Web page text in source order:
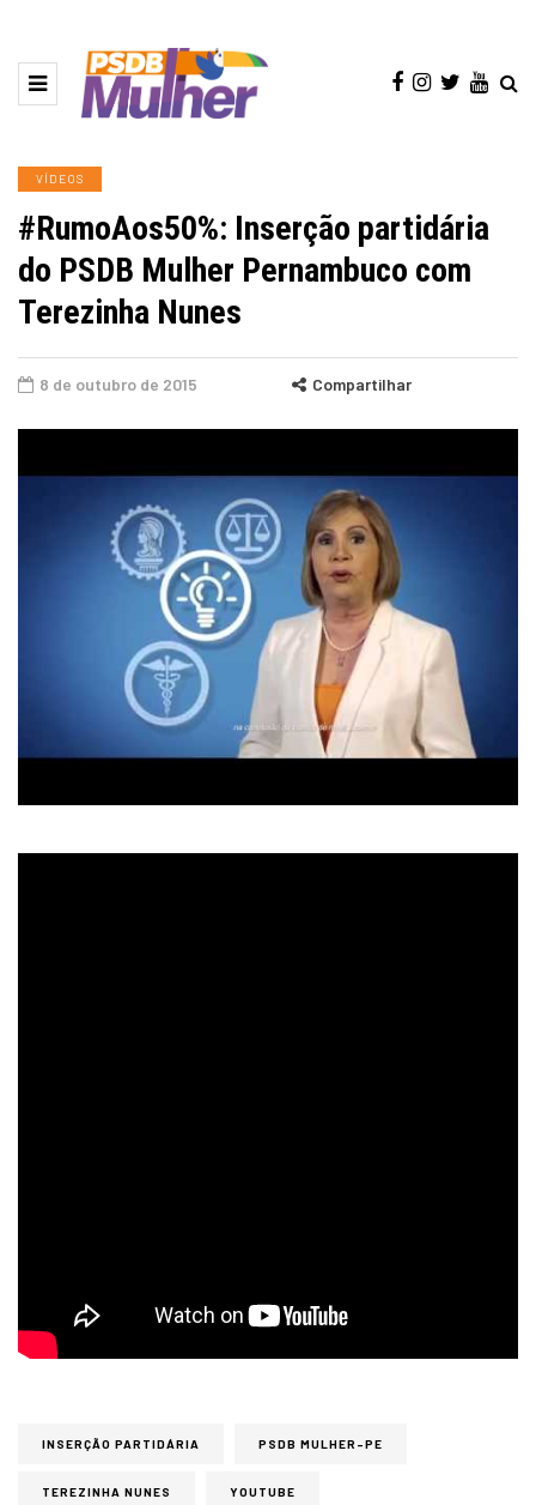
VÍDEOS
#RumoAos50%: Inserção partidária
do PSDB Mulher Pernambuco com
Terezinha Nunes
8 de outubro de 2015 Compartilhar
INSERÇÃO PARTIDÁRIA PSDB MULHER-PE
TEREZINHA NUNES YOUTUBE